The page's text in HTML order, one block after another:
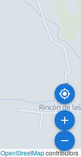
OpenStreetMapcontributors